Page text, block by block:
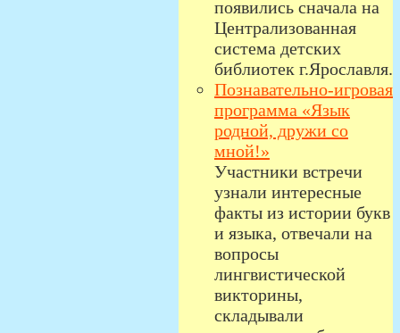
появились сначала на
Централизованная
система детских
библиотек г.Ярославля.
Познавательно-игровая
программа «Язык
родной, дружи со
мной!»
Участники встречи
узнали интересные
факты из истории букв
и языка, отвечали на
вопросы
лингвистической
викторины,
складывали